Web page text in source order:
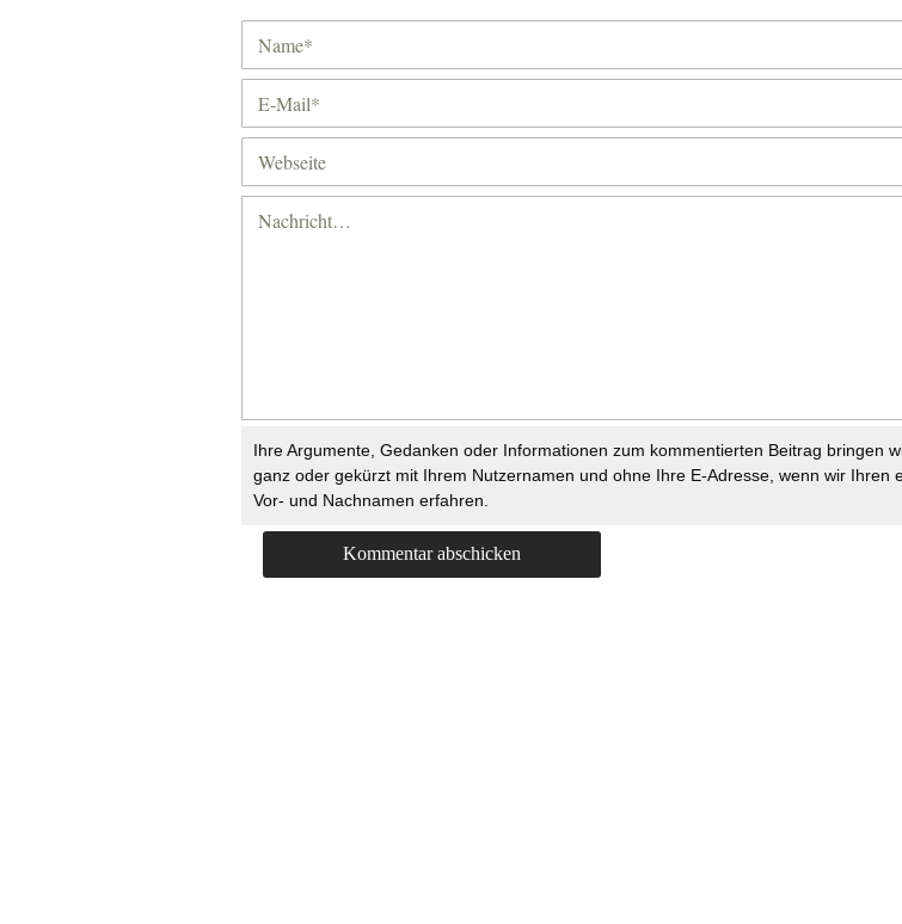
Ihre Argumente, Gedanken oder Informationen zum kommentierten Beitrag bringen
ganz oder gekürzt mit Ihrem Nutzernamen und ohne Ihre E-Adresse, wenn wir Ihren
Vor- und Nachnamen erfahren.